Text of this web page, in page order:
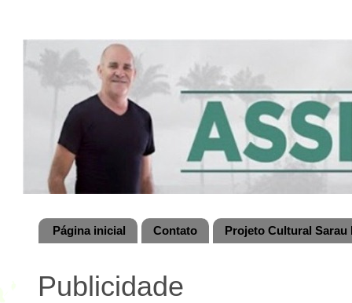
Página inicial Contato Projeto Cultural
Publicidade